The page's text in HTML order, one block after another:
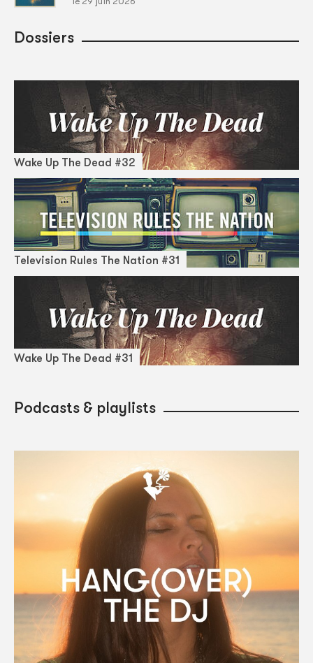
Dossiers
Wake Up The Dead #32
Television Rules The Nation #31
Wake Up The Dead #31
Podcasts & playlists